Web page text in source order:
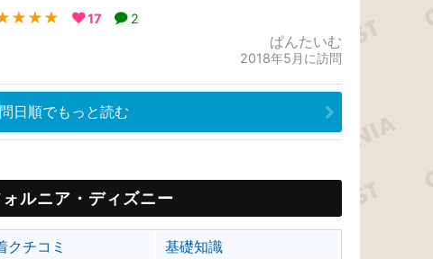
17 2
ぱんたいむ
2018年5月に訪問
日順でもっと読む
ルニア・ディズニー
クチコミ
基礎知識